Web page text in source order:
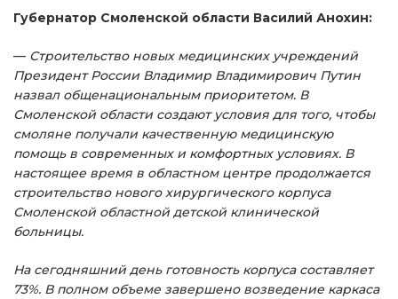
Губернатор Смоленской области Василий Анохин:
— Строительство новых медицинских учреждений
Президент России Владимир Владимирович Путин
назвал общенациональным приоритетом. В
Смоленской области создают условия для того, чтобы
смоляне получали качественную медицинскую
помощь в современных и комфортных условиях. В
настоящее время в областном центре продолжается
строительство нового хирургического корпуса
Смоленской областной детской клинической
больницы.
На сегодняшний день готовность корпуса составляет
73%. В полном объеме завершено возведение каркаса